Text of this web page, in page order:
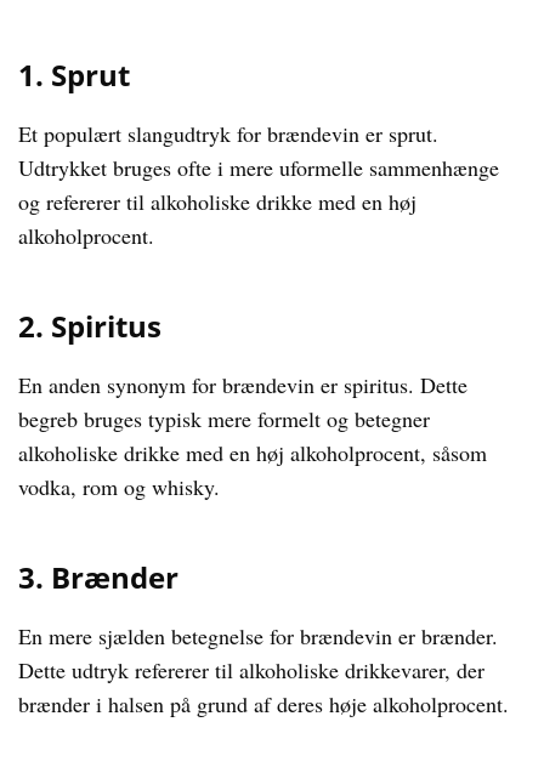
1. Sprut
Et populært slangudtryk for brændevin er sprut.
Udtrykket bruges ofte i mere uformelle sammenhænge
og refererer til alkoholiske drikke med en høj
alkoholprocent.
2. Spiritus
En anden synonym for brændevin er spiritus. Dette
begreb bruges typisk mere formelt og betegner
alkoholiske drikke med en høj alkoholprocent, såsom
vodka, rom og whisky.
3. Brænder
En mere sjælden betegnelse for brændevin er brænder.
Dette udtryk refererer til alkoholiske drikkevarer, der
brænder i halsen på grund af deres høje alkoholprocent.